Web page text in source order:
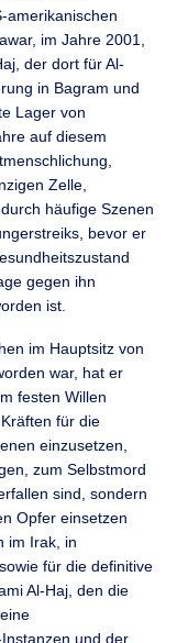
amerikanischen
im Jahre 2001,
der dort für Al-
in Bagram und
Lager von
auf diesem
Zelle,
häufige Szenen
bevor er
gegen ihn
ist.
im Hauptsitz von
war, hat er
festen Willen
für die
einzusetzen,
zum Selbstmord
sind, sondern
Opfer einsetzen
im Irak, in
für die definitive
Al-Haj, den die
Instanzen und der